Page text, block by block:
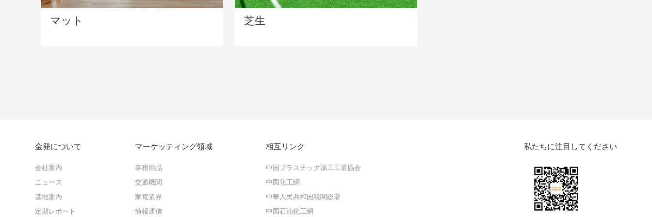
マット 芝生
金発について
会社案内
ニュース
基地案内
定期レポート
マーケッティング領域
事務用品
交通機関
家電業界
情報通信
相互リンク
中国プラスチック加工工業協会
中国化工網
中華人民共和国税関総署
中国石油化工網
私たちに注目してください